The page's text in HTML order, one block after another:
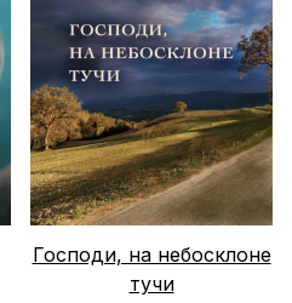
Господи, на небосклоне
тучи